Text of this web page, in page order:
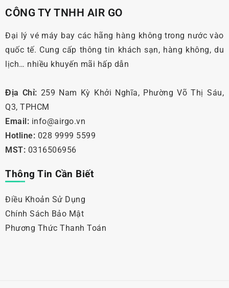
CÔNG TY TNHH AIR GO
Đại lý vé máy bay các hãng hàng không trong nước vào
quốc tế. Cung cấp thông tin khách sạn, hàng không, du
lịch… nhiều khuyến mãi hấp dẫn
Địa Chỉ: 259 Nam Kỳ Khởi Nghĩa, Phường Võ Thị Sáu,
Q3, TPHCM
Email: info@airgo.vn
Hotline: 028 9999 5599
MST: 0316506956
Thông Tin Cần Biết
Điều Khoản Sử Dụng
Chính Sách Bảo Mật
Phương Thức Thanh Toán